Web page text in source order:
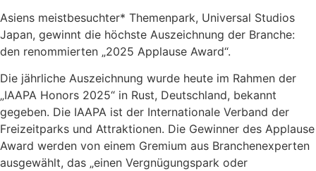
Asiens meistbesuchter* Themenpark, Universal Studios
Japan, gewinnt die höchste Auszeichnung der Branche:
den renommierten „2025 Applause Award“.
Die jährliche Auszeichnung wurde heute im Rahmen der
„IAAPA Honors 2025“ in Rust, Deutschland, bekannt
gegeben. Die IAAPA ist der Internationale Verband der
Freizeitparks und Attraktionen. Die Gewinner des Applause
Award werden von einem Gremium aus Branchenexperten
ausgewählt, das „einen Vergnügungspark oder